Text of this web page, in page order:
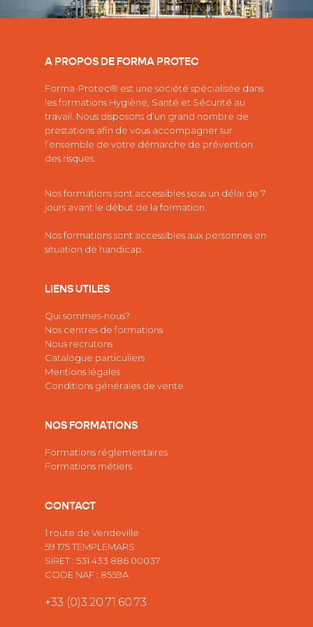
A PROPOS DE FORMA PROTEC
Forma-Protec® est une société spécialisée dans
lesformations Hygiène, Santé et Sécurité au
travail. Nous disposons d’un grand nombre de
prestations afin de vous accompagner sur
l’ensemble de votre démarche de prévention
des risques.
Nos formations sont accessibles sous un délai de 7
jours avant le début de la formation.
Nos formations sont accessibles aux personnes en
situation de handicap.
LIENS UTILES
Qui sommes-nous?
Nos centres de formations
Nous recrutons
Catalogue particuliers
Mentions légales
Conditions générales de vente
NOS FORMATIONS
Formations réglementaires
Formations métiers
CONTACT
1 route de Vendeville
59 175 TEMPLEMARS
SIRET : 531 433 886 00037
CODE NAF : 8559A
+33 (0)3.20.71.60.73